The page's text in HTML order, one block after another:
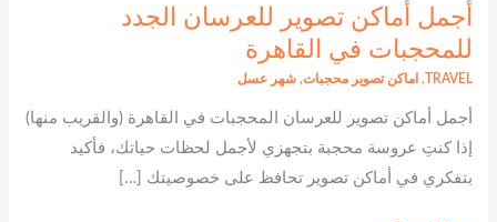
أجمل أماكن تصوير للعرسان الجدد
للمحجبات في القاهرة
TRAVEL
, اماكن تصوير محجبات,شهر عسل
أجمل أماكن تصوير للعرسان المحجبات في القاهرة (والقريب منها)
إذا كنتِ عروسة محجبة بتجهزي لأجمل لحظات حياتك، فأكيد
بتفكري في أماكن تصوير تحافظ على خصوصيتك […]